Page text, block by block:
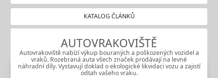
KATALOG ČLÁNKŮ
AUTOVRAKOVIŠTĚ
Autovrakovištěnabízí výkup bouraných a poškozených vozidel a
vraků. Rozebraná auta všech značek prodávají na levné
náhradní díly. Vystavují doklad o ekologické likvidaci vozu a zajistí
odtah vašeho vraku.